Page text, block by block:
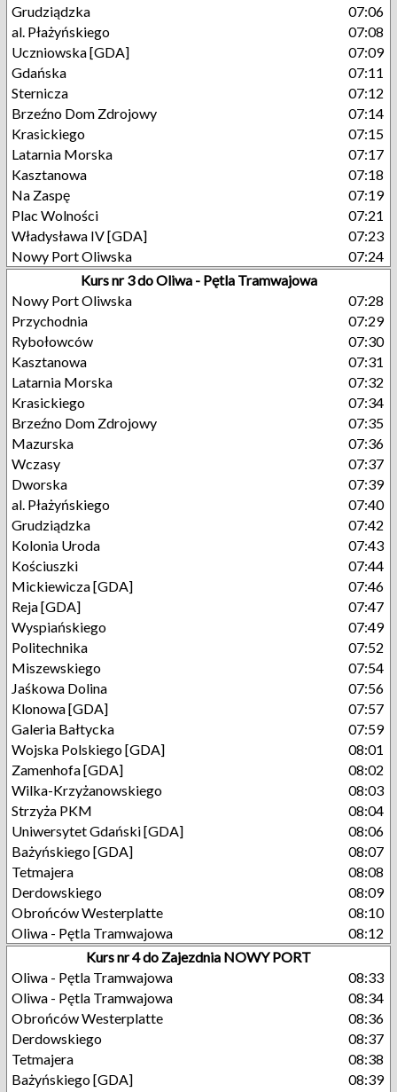
Grudziądzka
07:06
al. Płażyńskiego
07:08
Uczniowska [GDA]
07:09
Gdańska
07:11
Sternicza
07:12
Brzeźno Dom Zdrojowy
07:14
Krasickiego
07:15
Latarnia Morska
07:17
Kasztanowa
07:18
Na Zaspę
07:19
Plac Wolności
07:21
Władysława IV [GDA]
07:23
Nowy Port Oliwska
07:24
Kurs nr 3 do Oliwa - Pętla Tramwajowa
Nowy Port Oliwska
07:28
Przychodnia
07:29
Rybołowców
07:30
Kasztanowa
07:31
Latarnia Morska
07:32
Krasickiego
07:34
Brzeźno Dom Zdrojowy
07:35
Mazurska
07:36
Wczasy
07:37
Dworska
07:39
al. Płażyńskiego
07:40
Grudziądzka
07:42
Kolonia Uroda
07:43
Kościuszki
07:44
Mickiewicza [GDA]
07:46
Reja [GDA]
07:47
Wyspiańskiego
07:49
Politechnika
07:52
Miszewskiego
07:54
Jaśkowa Dolina
07:56
Klonowa [GDA]
07:57
Galeria Bałtycka
07:59
Wojska Polskiego [GDA]
08:01
Zamenhofa [GDA]
08:02
Wilka-Krzyżanowskiego
08:03
Strzyża PKM
08:04
Uniwersytet Gdański [GDA]
08:06
Bażyńskiego [GDA]
08:07
Tetmajera
08:08
Derdowskiego
08:09
Obrońców Westerplatte
08:10
Oliwa - Pętla Tramwajowa
08:12
Kurs nr 4 do Zajezdnia NOWY PORT
Oliwa - Pętla Tramwajowa
08:33
Oliwa - Pętla Tramwajowa
08:34
Obrońców Westerplatte
08:36
Derdowskiego
08:37
Tetmajera
08:38
Bażyńskiego [GDA]
08:39